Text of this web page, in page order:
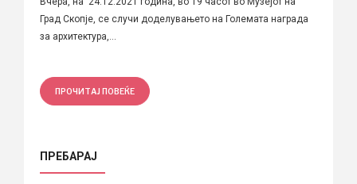
Град Скопје, се случи доделувањето на Големата награда
за архитектура,...
ПРОЧИТАЈ ПОВЕЌЕ
ПРЕБАРАЈ